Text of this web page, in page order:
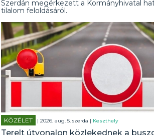
Szerdán megérkezett a Kormányhivatal
tilalom feloldásáról.
KÖZÉLET | 2026. aug. 5. szerda | Keszthely
Terelt útvonalon közlekednek a